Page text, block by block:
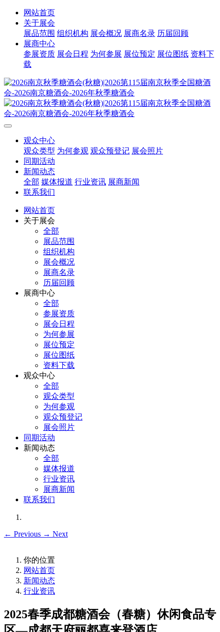
网站首页
关于展会
展品范围 组织机构 展会概况 展商名录 历届回顾
展商中心
参展资质 展会日程 为何参展 展位预定 展位图纸 资料下
载
观众中心
观众类型 为何参观 观众预登记 展会照片
同期活动
新闻动态
全部 媒体报道 行业资讯 展商新闻
联系我们
网站首页
关于展会
全部
展品范围
组织机构
展会概况
展商名录
历届回顾
展商中心
全部
参展资质
展会日程
为何参展
展位预定
展位图纸
资料下载
观众中心
全部
观众类型
为何参观
观众预登记
展会照片
同期活动
新闻动态
全部
媒体报道
行业资讯
展商新闻
联系我们
← Previous → Next
你的位置
网站首页
新闻动态
行业资讯
2025春季成都糖酒会（春糖）休闲食品专